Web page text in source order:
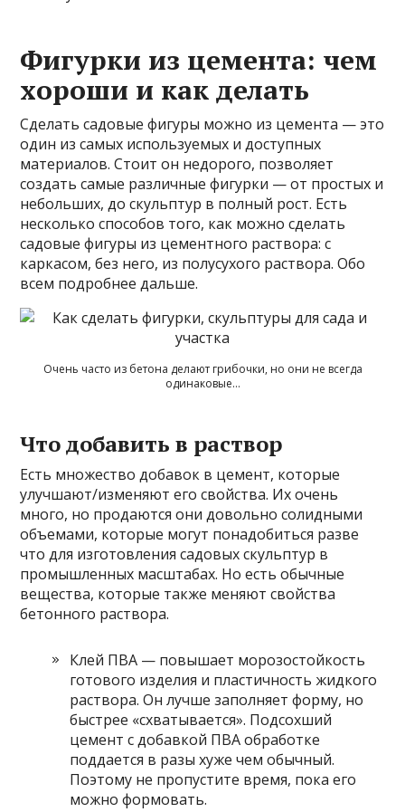
Фигурки из цемента: чем
хороши и как делать
Сделать садовые фигуры можно из цемента — это
один из самых используемых и доступных
материалов. Стоит он недорого, позволяет
создать самые различные фигурки — от простых и
небольших, до скульптур в полный рост. Есть
несколько способов того, как можно сделать
садовые фигуры из цементного раствора: с
каркасом, без него, из полусухого раствора. Обо
всем подробнее дальше.
Очень часто из бетона делают грибочки, но они не всегда
одинаковые…
Что добавить в раствор
Есть множество добавок в цемент, которые
улучшают/изменяют его свойства. Их очень
много, но продаются они довольно солидными
объемами, которые могут понадобиться разве
что для изготовления садовых скульптур в
промышленных масштабах. Но есть обычные
вещества, которые также меняют свойства
бетонного раствора.
Клей ПВА — повышает морозостойкость
готового изделия и пластичность жидкого
раствора. Он лучше заполняет форму, но
быстрее «схватывается». Подсохший
цемент с добавкой ПВА обработке
поддается в разы хуже чем обычный.
Поэтому не пропустите время, пока его
можно формовать.